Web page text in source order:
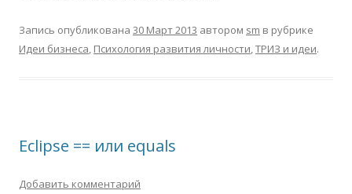
Запись опубликована 30 Март 2013 автором sm в рубрике
Идеи бизнеса, Психология развития личности,ТРИЗ и идеи.
Eclipse == или equals
Добавить комментарий